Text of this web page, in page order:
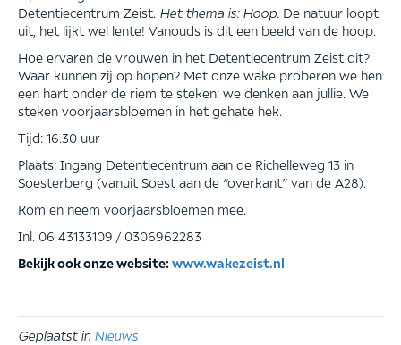
Detentiecentrum Zeist. Het thema is: Hoop. De natuur loopt
uit, het lijkt wel lente! Vanouds is dit een beeld van de hoop.
Hoe ervaren de vrouwen in het Detentiecentrum Zeist dit?
Waar kunnen zij op hopen? Met onze wake proberen we hen
een hart onder de riem te steken: we denken aan jullie. We
steken voorjaarsbloemen in het gehate hek.
Tijd: 16.30 uur
Plaats: Ingang Detentiecentrum aan de Richelleweg 13 in
Soesterberg (vanuit Soest aan de “overkant” van de A28).
Kom en neem voorjaarsbloemen mee.
Inl. 06 43133109 / 0306962283
Bekijk ook onze website: www.wakezeist.nl
Geplaatst in Nieuws